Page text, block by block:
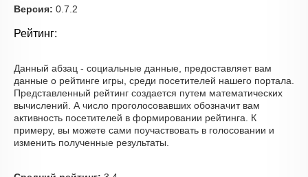
Версия: 0.7.2
Рейтинг:
Данный абзац - социальные данные, предоставляет вам
данные о рейтинге игры, среди посетителей нашего портала.
Представленный рейтинг создается путем математических
вычислений. А число проголосовавших обозначит вам
активность посетителей в формировании рейтинга. К
примеру, вы можете сами поучаствовать в голосовании и
изменить полученные результаты.